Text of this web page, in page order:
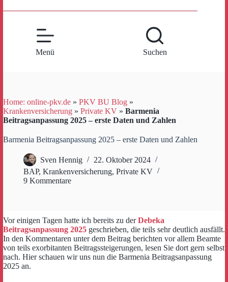
Menü Suchen
Home: online-pkv.de » PKV BU Blog »
Krankenversicherung » Private KV » Barmenia
Beitragsanpassung 2025 – erste Daten und Zahlen
Barmenia Beitragsanpassung 2025 – erste Daten und Zahlen
Sven Hennig
22. Oktober 2024
BAP, Krankenversicherung, Private KV
9 Kommentare
Vor einigen Tagen hatte ich bereits zu derDebeka
Beitragsanpassung 2025 geschrieben, die teils sehr deutlich ausfällt.
In den Kommentaren unter dem Beitrag berichten vor allem Beamte
von teils exorbitanten Beitragssteigerungen, lesen Sie dort gern selbst
nach. Hier schauen wir uns nun die Barmenia Beitragsanpassung
2025 an.